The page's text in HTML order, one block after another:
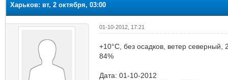
Харьков: вт, 2 октября, 03:00
01-10-2012, 17:21
+10°C, без осадков, ветер
84%
Дата: 01-10-2012